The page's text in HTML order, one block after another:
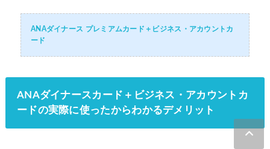
ANAダイナース プレミアムカード＋ビジネス・アカウントカ
ード
ANAダイナースカード＋ビジネス・アカウントカ
ードの実際に使ったからわかるデメリット